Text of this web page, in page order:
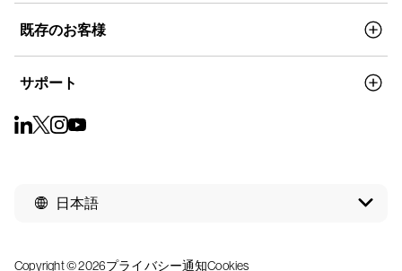
既存のお客様
サポート
日本語
Copyright © 2026プライバシー通知Cookies